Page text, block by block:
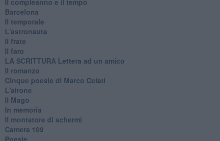
Barcelona
Il temporale
L'astronauta
Il frate
Il faro
​LA SCRITTURA Lettera ad un amico
Il romanzo
Cinque poesie di Marco Celati
L'airone
Il Mago
In memoria
Il montatore di schermi
Camera 109
Poesie